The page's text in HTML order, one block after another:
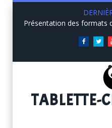
Présentation des formats
Facebook
TABLETTE-